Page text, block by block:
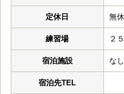
定休日 無休
練習場 ２
宿泊施設 なし
宿泊先TEL